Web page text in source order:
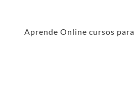
Aprende Online cursos